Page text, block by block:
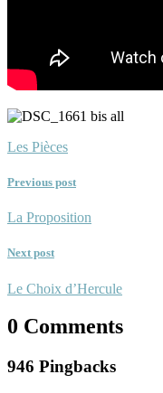
Les Pièces
Previous post
La Proposition
Next post
Le Choix d’Hercule
0 Comments
946 Pingbacks